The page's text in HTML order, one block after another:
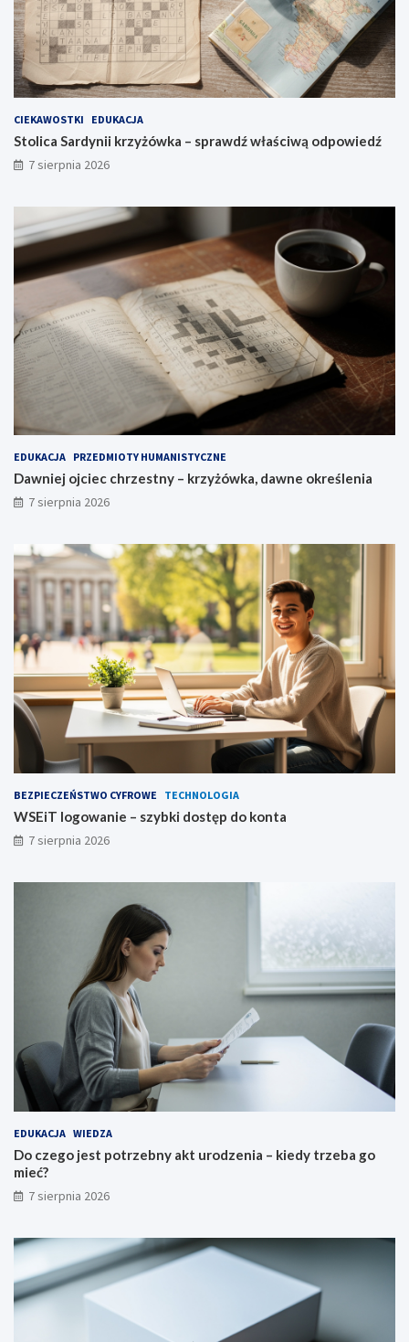
CIEKAWOSTKI EDUKACJA
Stolica Sardynii krzyżówka – sprawdź właściwą odpowiedź
7 sierpnia 2026
EDUKACJA PRZEDMIOTY HUMANISTYCZNE
Dawniej ojciec chrzestny – krzyżówka, dawne określenia
7 sierpnia 2026
BEZPIECZEŃSTWO CYFROWE TECHNOLOGIA
WSEiT logowanie – szybki dostęp do konta
7 sierpnia 2026
EDUKACJA WIEDZA
Do czego jest potrzebny akt urodzenia – kiedy trzeba go
mieć?
7 sierpnia 2026